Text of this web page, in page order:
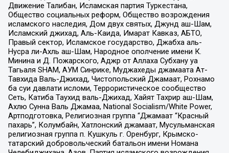
Движение Талибан, Исламская партия Туркестана,
Общество социальных реформ, Общество возрождения
исламского наследия, Дом двух святых, Джунд аш-Шам,
Исламский джихад, Аль-Каида, Имарат Кавказ, АБТО,
Правый сектор, Исламское государство, Джабха аль-
Нусра ли-Ахль аш-Шам, Народное ополчение имени К.
Минина и Д. Пожарского, Аджр от Аллаха Субхану уа
Тагьаля SHAM, АУМ Синрике, Муджахеды джамаата Ат-
Тавхида Валь-Джихад, Чистопольский Джамаат, Рохнамо
ба суи давлати исломи, Террористическое сообщество
Сеть, Катиба Таухид валь-Джихад, Хайят Тахрир аш-Шам,
Ахлю Сунна Валь Джамаа, National Socialism/White Power,
Артподготовка, Религиозная группа “Джамаат “Красный
пахарь”, Колумбайн, Хатлонский джамаат, Мусульманская
религиозная группа п. Кушкуль г. Оренбург, Крымско-
татарский добровольческий батальон имени Номана